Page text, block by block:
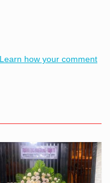
Learn how your comment